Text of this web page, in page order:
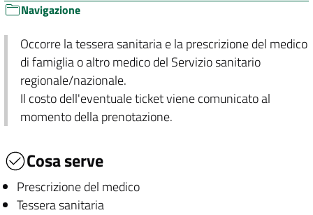
Navigazione
Occorre la tessera sanitaria e la prescrizione del medico
di famiglia o altro medico del Servizio sanitario
regionale/nazionale.
Il costo dell'eventuale ticket viene comunicato al
momento della prenotazione.
Cosa serve
Prescrizione del medico
Tessera sanitaria